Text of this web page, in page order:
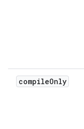
compileOnly